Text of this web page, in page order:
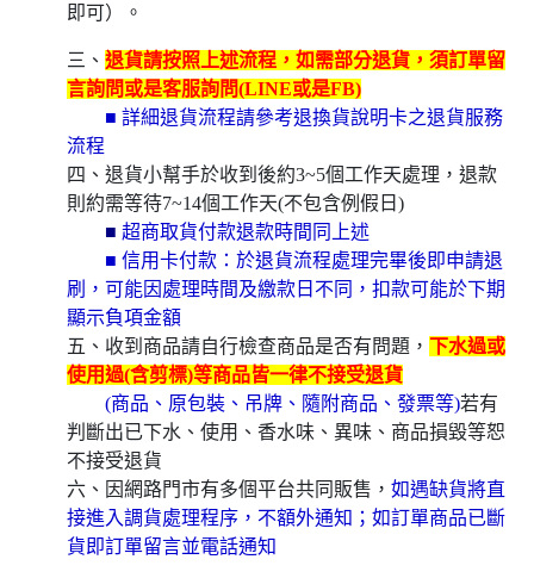
即可）。
三、 退貨請按照上述流程，如需部分退貨，須訂單留
言詢問或是客服詢問(LINE或是FB)
■ 詳細退貨流程請參考退換貨說明卡之退貨服務
流程
四、退貨小幫手於收到後約3~5個工作天處理，退款
則約需等待7~14個工作天(不包含例假日)
■ 超商取貨付款退款時間同上述
■ 信用卡付款：於退貨流程處理完畢後即申請退
刷，可能因處理時間及繳款日不同，扣款可能於下期
顯示負項金額
五、收到商品請自行檢查商品是否有問題， 下水過或
使用過(含剪標)等商品皆一律不接受退貨
(商品、原包裝、吊牌、隨附商品、發票等)若有
判斷出已下水、使用、香水味、異味、商品損毀等恕
不接受退貨
六、因網路門市有多個平台共同販售， 如遇缺貨將直
接進入調貨處理程序，不額外通知；如訂單商品已斷
貨即訂單留言並電話通知